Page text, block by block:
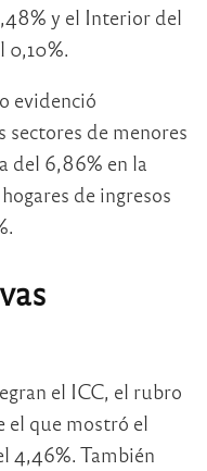
y el Interior del
0,10%.
evidenció
sectores de menores
del 6,86% en la
de ingresos
el ICC, el rubro
el que mostró el
4,46%. También